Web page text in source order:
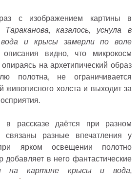
с изображением картины в
Тараканова, казалось, уснула в
и крысы замерли по воле
видно, что микрокосм
опираясь на архетипический образ
полотна, не ограничивается
живописного холста и выходит за
в рассказе даётся при разном
разные впечатления у
при ярком освещении полотно
добавляет в него фантастические
на картине крысы и вода,